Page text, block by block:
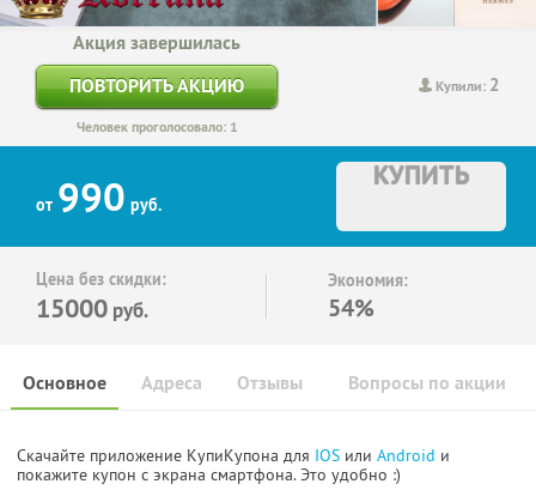
Купили: 2
Акция завершилась
ПОВТОРИТЬ АКЦИЮ
Человек проголосовало: 1
от 990 руб.
КУПИТЬ
Цена без скидки:
15000 руб.
Экономия:
54%
Основное Отзывы Вопросы по акции
Адреса
Скачайте приложение КупиКупона для IOS или Android и
покажите купон с экрана смартфона. Это удобно :)